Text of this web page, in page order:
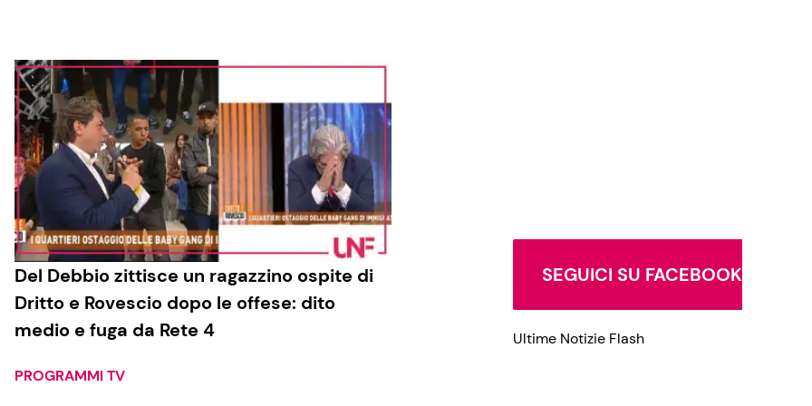
Cucina e Ricette
Consigli di Cucina
Dolci
Le Ricette in TV
Primi Piatti
Ricette Facili e Veloci
Ricette Feste
Del Debbio zittisce un ragazzino ospite di
Dritto e Rovescio dopo le offese: dito
medio e fuga da Rete 4
PROGRAMMI TV
SEGUICI SU FACEBOOK
Ultime Notizie Flash